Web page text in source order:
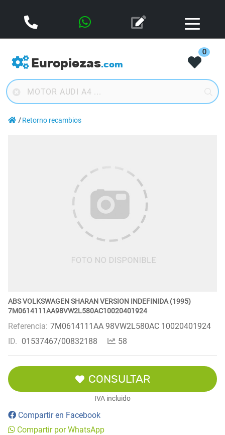
Europiezas.com
0
Retorno recambios
ABS VOLKSWAGEN SHARAN VERSION INDEFINIDA (1995)
7M0614111AA98VW2L580AC10020401924
Referencia: 7M0614111AA 98VW2L580AC 10020401924
ID. 01537467/00832188 58
CONSULTAR
IVA incluido
Compartir en Facebook
Compartir por WhatsApp